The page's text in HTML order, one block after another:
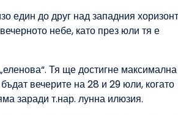
един до друг над западния хоризонт
небе, като през юли тя е
Тя ще достигне максимална
вечерите на 28 и 29 юли, когато
заради т.нар. лунна илюзия.